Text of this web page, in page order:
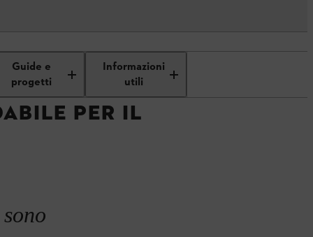
Guide e
progetti
Informazioni
utili
PER IL